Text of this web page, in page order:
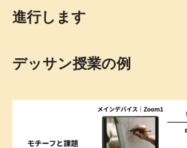
進行します
デッサン授業の例